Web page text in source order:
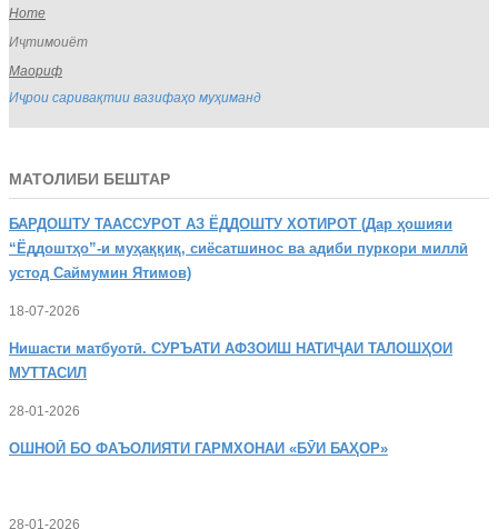
Home
Иҷтимоиёт
Маориф
Иҷрои саривақтии вазифаҳо муҳиманд
МАТОЛИБИ БЕШТАР
БАРДОШТУ ТААССУРОТ АЗ ЁДДОШТУ ХОТИРОТ (Дар ҳошияи
“Ёддоштҳо”-и муҳаққиқ, сиёсатшинос ва адиби пуркори миллӣ
устод Саймумин Ятимов)
18-07-2026
Нишасти матбуотӣ. СУРЪАТИ АФЗОИШ НАТИҶАИ ТАЛОШҲОИ
МУТТАСИЛ
28-01-2026
ОШНОӢ БО ФАЪОЛИЯТИ ГАРМХОНАИ «БӮИ БАҲОР»
28-01-2026